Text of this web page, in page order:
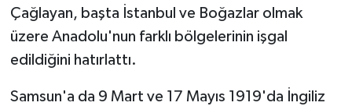
Çağlayan, başta İstanbul ve Boğazlar olmak
üzere Anadolu'nun farklı bölgelerinin işgal
edildiğini hatırlattı.
Samsun'a da 9 Mart ve 17 Mayıs 1919'da İngiliz